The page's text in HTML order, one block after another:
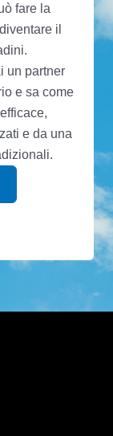
fare la
il
un partner
e sa come
e da una